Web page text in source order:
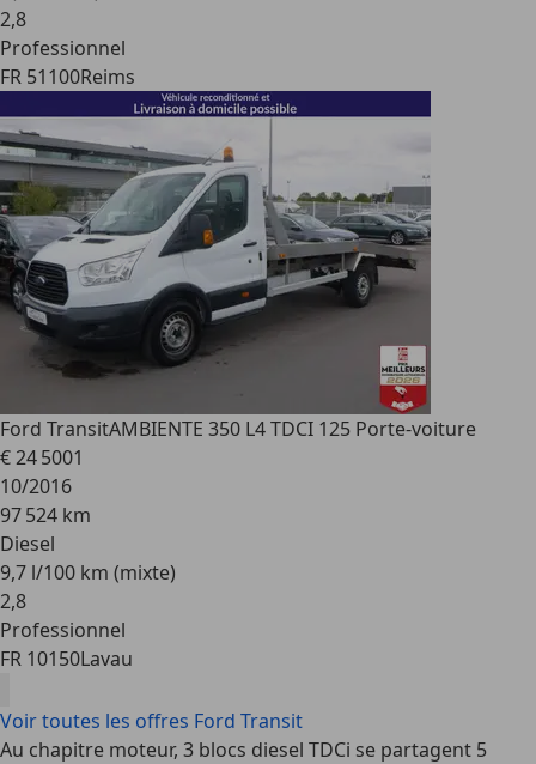
2,8
Professionnel
FR 51100Reims
Ford TransitAMBIENTE 350 L4 TDCI 125 Porte-voiture
€ 24 5001
10/2016
97 524 km
Diesel
9,7 l/100 km (mixte)
2,8
Professionnel
FR 10150Lavau
Voir toutes les offres Ford Transit
Au chapitre moteur, 3 blocs diesel TDCi se partagent 5